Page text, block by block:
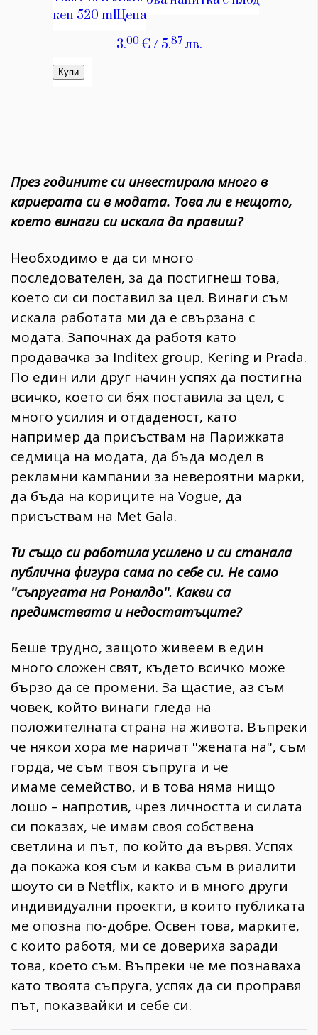
През годините си инвестирала много в
кариерата си в модата. Това ли е нещото,
което винаги си искала да правиш?
Необходимо е да си много
последователен, за да постигнеш това,
което си си поставил за цел. Винаги съм
искала работата ми да е свързана с
модата. Започнах да работя като
продавачка за Inditex group, Kering и Prada.
По един или друг начин успях да постигна
всичко, което си бях поставила за цел, с
много усилия и отдаденост, като
например да присъствам на Парижката
седмица на модата, да бъда модел в
рекламни кампании за невероятни марки,
да бъда на кориците на Vogue, да
присъствам на Met Gala.
Ти също си работила усилено и си станала
публична фигура сама по себе си. Не само
''съпругата на Роналдо''. Какви са
предимствата и недостатъците?
Беше трудно, защото живеем в един
много сложен свят, където всичко може
бързо да се промени. За щастие, аз съм
човек, който винаги гледа на
положителната страна на живота. Въпреки
че някои хора ме наричат ''жената на'', съм
горда, че съм твоя съпруга и че
имаме семейство, и в това няма нищо
лошо – напротив, чрез личността и силата
си показах, че имам своя собствена
светлина и път, по който да вървя. Успях
да покажа коя съм и каква съм в риалити
шоуто си в Netflix, както и в много други
индивидуални проекти, в които публиката
ме опозна по-добре. Освен това, марките,
с които работя, ми се довериха заради
това, което съм. Въпреки че ме познаваха
като твоята съпруга, успях да си проправя
път, показвайки и себе си.